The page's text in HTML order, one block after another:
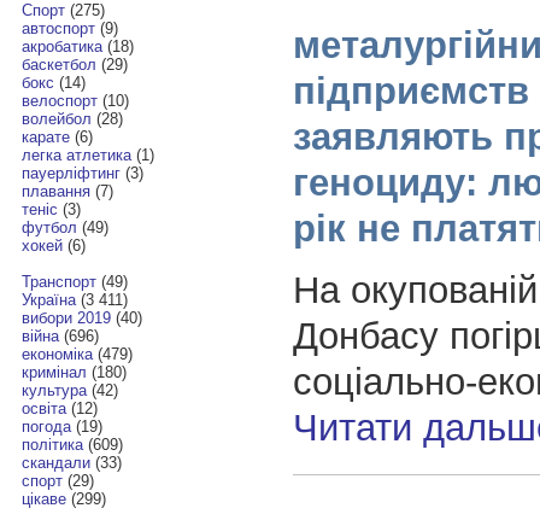
Спорт(275)
автоспорт(9)
акробатика(18)
баскетбол (29)
бокс (14)
велоспорт(10)
волейбол (28)
карате(6)
легка атлетика(1)
пауерліфтинг(3)
плавання(7)
теніс (3)
футбол (49)
хокей(6)
Транспорт(49)
Україна(3 411)
вибори 2019(40)
війна(696)
економіка(479)
кримінал (180)
культура(42)
освіта(12)
погода(19)
політика(609)
скандали(33)
спорт(29)
цікаве(299)
заявляють
геноциду:
рік не
На окупованій
Донбасу
соціально-
Читати